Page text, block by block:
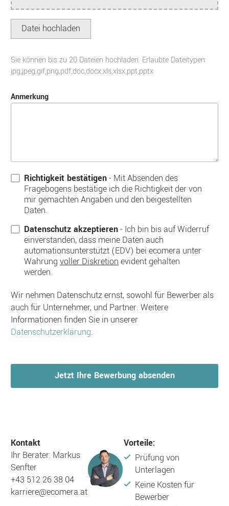
Kontakt
Ihr Berater: Markus
Senfter
+43 512 26 38 04
karriere@ecomera.at
Vorteile:
Prüfung von
Unterlagen
Keine Kosten für
Bewerber
Datei hochladen
Sie können bis zu 20 Dateien hochladen. Erlaubte Dateitypen:
jpg,jpeg,gif,png,pdf,doc,docx,xls,xlsx,ppt,pptx
Anmerkung
Richtigkeit bestätigen- Mit Absenden des
Fragebogens bestätige ich die Richtigkeit der von
mir gemachten Angaben und den beigestellten
Daten.
Datenschutz akzeptieren- Ich bin bis auf Widerruf
einverstanden, dass meine Daten auch
automationsunterstützt (EDV) bei ecomera unter
Wahrungvoller Diskretion evident gehalten
werden.
Wir nehmen Datenschutz ernst, sowohl für Bewerber als
auch für Unternehmer, und Partner. Weitere
Informationen finden Sie in unserer
Datenschutzerklärung.
Jetzt Ihre Bewerbung absenden